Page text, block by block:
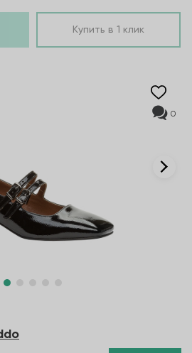
Купить в 1 клик
0